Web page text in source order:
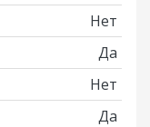
Нет
Да
Нет
Да